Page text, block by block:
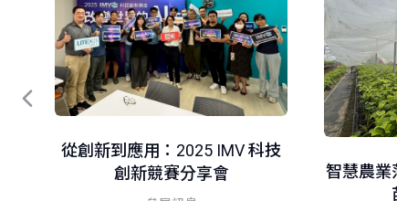
從創新到應用：2025 IMV 科技
創新競賽分享會
智慧農業